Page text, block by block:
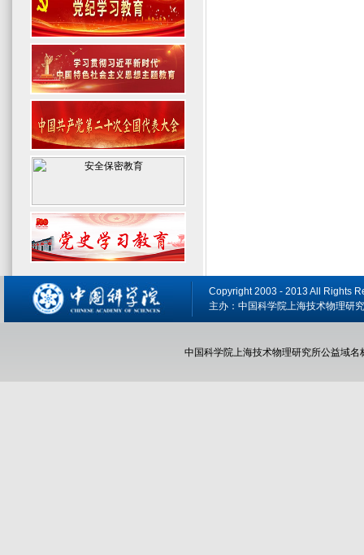
Copyright 2003 - 2013 All Rights
主办：中国科学院上海技术物理研
中国科学院上海技术物理研究所公益域名